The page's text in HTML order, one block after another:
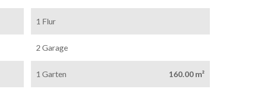
1 Flur
2 Garage
1 Garten 160.00 m²